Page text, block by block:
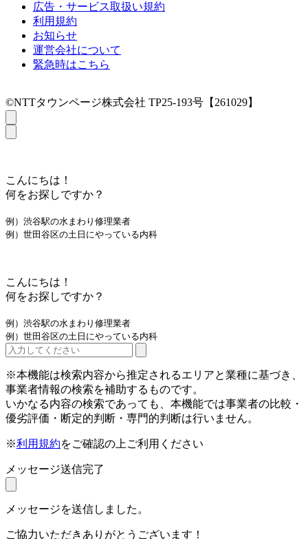
広告・サービス取扱い規約
利用規約
お知らせ
運営会社について
緊急時はこちら
©NTTタウンページ株式会社 TP25-193号【261029】
こんにちは！
何をお探しですか？
例）渋谷駅の水まわり修理業者
例）世田谷区の土日にやっている内科
こんにちは！
何をお探しですか？
例）渋谷駅の水まわり修理業者
例）世田谷区の土日にやっている内科
※本機能は検索内容から推定されるエリアと業種に基づき、
事業者情報の検索を補助するものです。
いかなる内容の検索であっても、本機能では事業者の比較・
優劣評価・断定的判断・専門的判断は行いません。
※利用規約をご確認の上ご利用ください
メッセージ送信完了
メッセージを送信しました。
ご協力いただきありがとうございます！